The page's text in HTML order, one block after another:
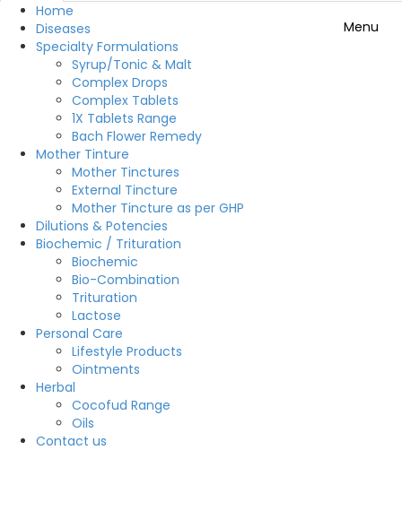
Menu
Home
Diseases
Specialty Formulations
Syrup/Tonic & Malt
Complex Drops
Complex Tablets
1X Tablets Range
Bach Flower Remedy
Mother Tinture
Mother Tinctures
External Tincture
Mother Tincture as per GHP
Dilutions & Potencies
Biochemic / Trituration
Biochemic
Bio-Combination
Trituration
Lactose
Personal Care
Lifestyle Products
Ointments
Herbal
Cocofud Range
Oils
Contact us